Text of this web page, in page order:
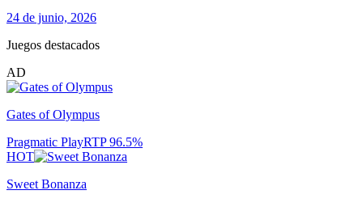
24 de junio, 2026
Juegos destacados
AD
Gates of Olympus
Pragmatic PlayRTP96.5%
HOT
Sweet Bonanza